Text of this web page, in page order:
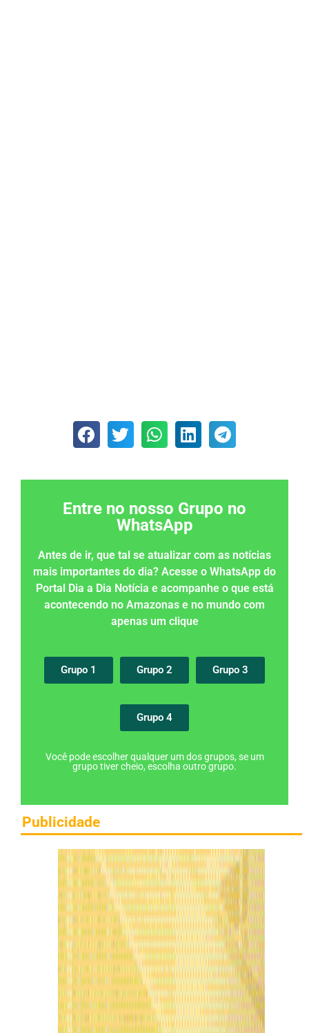
Entre no nosso Grupo no
WhatsApp
Antes de ir, que tal se atualizar com as notícias
mais importantes do dia? Acesse o WhatsApp do
Portal Dia a Dia Notícia e acompanhe o que está
acontecendo no Amazonas e no mundo com
apenas um clique
Grupo 1 Grupo 2 Grupo 3
Grupo 4
Você pode escolher qualquer um dos grupos, se um
grupo tiver cheio, escolha outro grupo.
Publicidade